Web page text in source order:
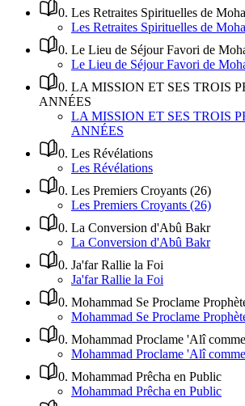
0. Les Retraites Spirituelles de
Les Retraites Spirituelles de
0. Le Lieu de Séjour Favori de
Le Lieu de Séjour Favori de
0. LA MISSION ET SES TROIS
ANNÉES
LA MISSION ET SES TROIS
ANNÉES
0. Les Révélations
Les Révélations
0. Les Premiers Croyants (26)
Les Premiers Croyants (26)
0. La Conversion d'Abû Bakr
La Conversion d'Abû Bakr
0. Ja'far Rallie la Foi
Ja'far Rallie la Foi
0. Mohammad Se Proclame
Mohammad Se Proclame
0. Mohammad Proclame 'Alî
Mohammad Proclame 'Alî
0. Mohammad Prêcha en Public
Mohammad Prêcha en Public